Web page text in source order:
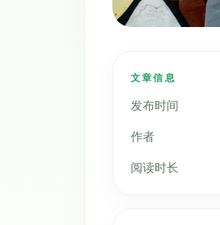
文章信息
发布时间
作者
阅读时长